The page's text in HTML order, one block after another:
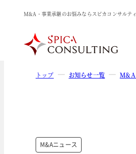
M&A・事業承継のお悩みならスピカコンサルテ
トップ お知らせ一覧 M&A
M&Aニュース